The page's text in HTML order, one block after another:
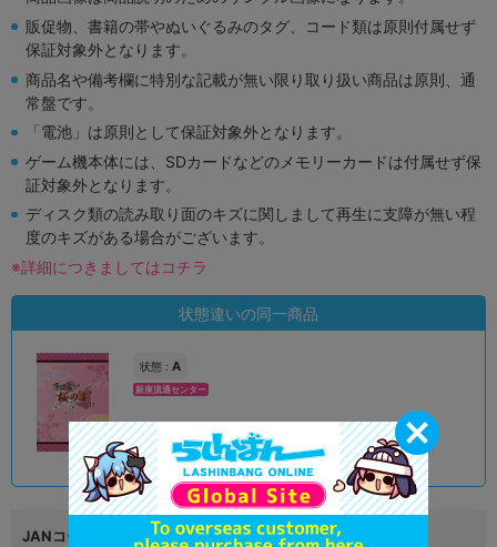
販促物、書籍の帯やぬいぐるみのタグ、コード類は原則付属せず
保証対象外となります。
商品名や備考欄に特別な記載が無い限り取り扱い商品は原則、通
常盤です。
「電池」は原則として保証対象外となります。
ゲーム機本体には、SDカードなどのメモリーカードは付属せず保
証対象外となります。
ディスク類の読み取り面のキズに関しまして再生に支障が無い程
度のキズがある場合がございます。
※詳細につきましてはコチラ
状態違いの同一商品
状態 : A
新座流通センター
在庫あり 890円 税込
JANコード 4961524661848